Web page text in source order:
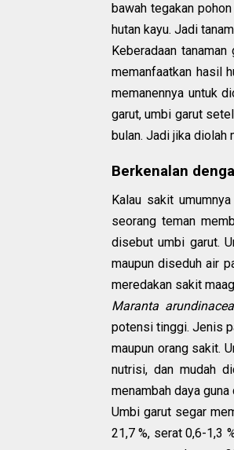
bawah tegakan
hutan kayu. Jadi
Keberadaan
memanfaatkan hasil
memanennya untuk
garut, umbi garut
bulan. Jadi jika diolah
Berkenalan
Kalau sakit
seorang teman
disebut umbi garut.
maupun diseduh air
meredakan sakit
Maranta
potensi tinggi. Jenis
maupun orang sakit.
nutrisi, dan mudah
menambah daya
Umbi garut segar
21,7 %, serat 0,6-1,3